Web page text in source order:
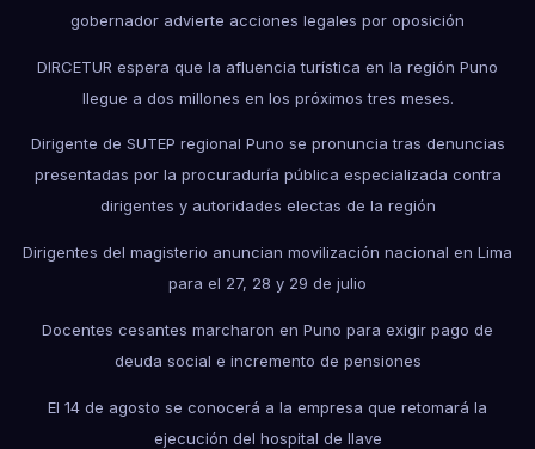
gobernador advierte acciones legales por oposición
DIRCETUR espera que la afluencia turística en la región Puno
llegue a dos millones en los próximos tres meses.
Dirigente de SUTEP regional Puno se pronuncia tras denuncias
presentadas por la procuraduría pública especializada contra
dirigentes y autoridades electas de la región
Dirigentes del magisterio anuncian movilización nacional en Lima
para el 27, 28 y 29 de julio
Docentes cesantes marcharon en Puno para exigir pago de
deuda social e incremento de pensiones
El 14 de agosto se conocerá a la empresa que retomará la
ejecución del hospital de Ilave